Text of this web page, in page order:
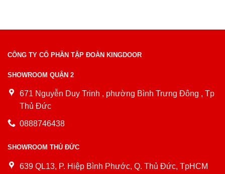
CÔNG TY CỔ PHẦN TẬP ĐOÀN KINGDOOR
SHOWROOM QUẬN 2
671 Nguyễn Duy Trinh , phường Bình Trưng Đông , Tp
Thủ Đức
0888746438
SHOWROOM THỦ ĐỨC
639 QL13, P. Hiệp Bình Phước, Q. Thủ Đức, TpHCM